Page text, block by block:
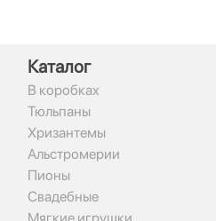
Каталог
В коробках
Тюльпаны
Хризантемы
Альстромерии
Пионы
Свадебные